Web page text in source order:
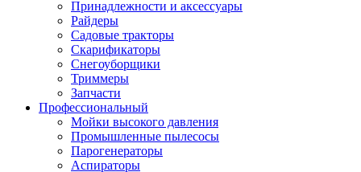
Принадлежности и аксессуары
Райдеры
Садовые тракторы
Скарификаторы
Снегоуборщики
Триммеры
Запчасти
Профессиональный
Мойки высокого давления
Промышленные пылесосы
Парогенераторы
Аспираторы